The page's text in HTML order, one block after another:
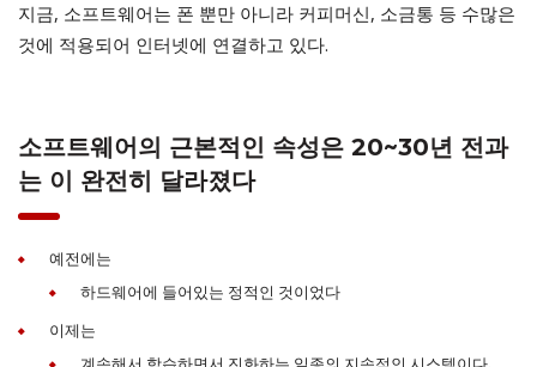
지금, 소프트웨어는 폰 뿐만 아니라 커피머신, 소금통 등 수많은
것에 적용되어 인터넷에 연결하고 있다.
소프트웨어의 근본적인 속성은 20~30년 전과
는 이 완전히 달라졌다
예전에는
하드웨어에 들어있는 정적인 것이었다
이제는